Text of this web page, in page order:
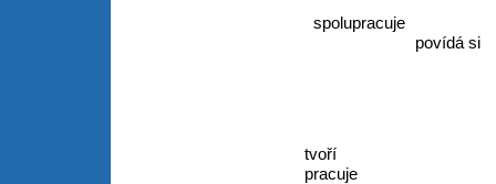
povídá si
pracuje